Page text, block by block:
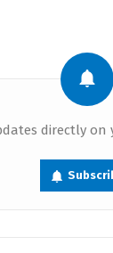
directly on